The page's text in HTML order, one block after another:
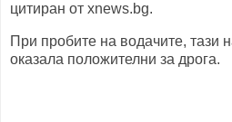
цитиран от xnews.bg.
При пробите на водачите, тази
оказала положителни за дрога.